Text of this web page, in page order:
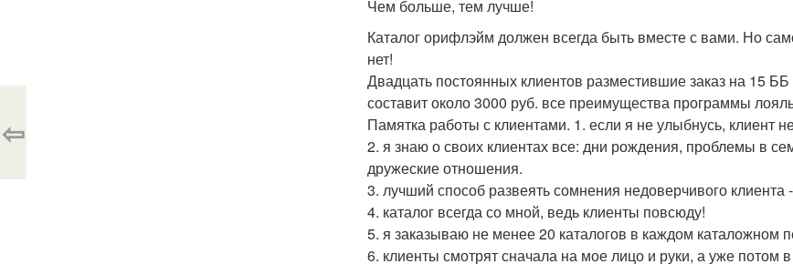
Чем больше, тем лучше!
Каталог орифлэйм должен всегда быть вместе с вами. Но
нет!
Двадцать постоянных клиентов разместившие заказ на 15
составит около 3000 руб. все преимущества программы
Памятка работы с клиентами. 1. если я не улыбнусь, клиент не
2. я знаю о своих клиентах все: дни рождения, проблемы в
дружеские отношения.
3. лучший способ развеять сомнения недоверчивого клиента
4. каталог всегда со мной, ведь клиенты повсюду!
5. я заказываю не менее 20 каталогов в каждом каталожном
6. клиенты смотрят сначала на мое лицо и руки, а уже потом
⇦